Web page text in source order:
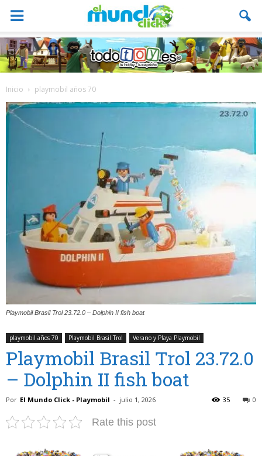
Inicio playmobil años 70
Playmobil Brasil Trol 23.72.0 – Dolphin II fish boat
playmobil años 70 Playmobil Brasil Trol Verano y Playa Playmobil
Playmobil Brasil Trol 23.72.0
– Dolphin II fish boat
Por El Mundo Click - Playmobil - julio 1, 2026 0
35
Rate this post